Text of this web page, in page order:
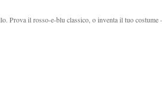
Prova il rosso-e-blu classico, o inventa il tuo